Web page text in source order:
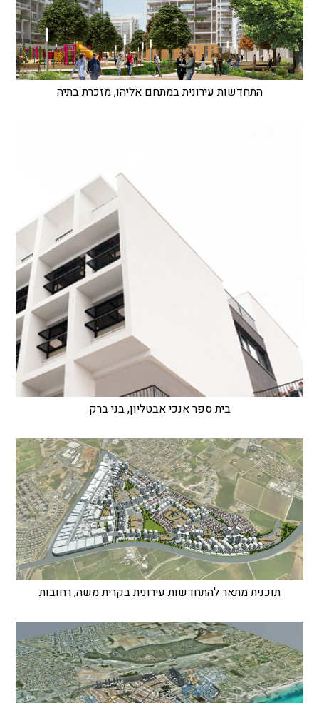
התחדשות עירונית במתחם אליהו, מזכרת בתיה
בית ספר אנכי אבטליון, בני ברק
תוכנית מתאר להתחדשות עירונית בקרית משה, רחובות